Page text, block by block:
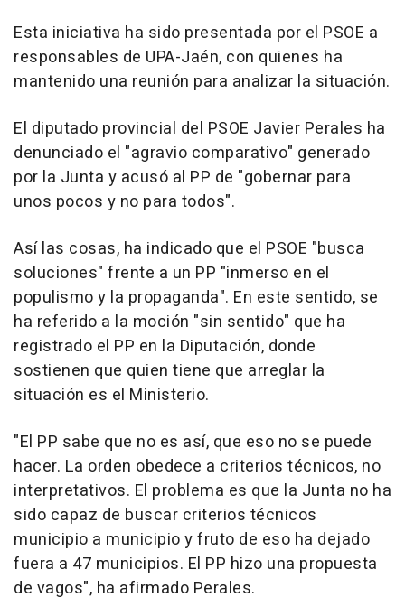
Esta iniciativa ha sido presentada por el PSOE a
responsables de UPA-Jaén, con quienes ha
mantenido una reunión para analizar la situación.
El diputado provincial del PSOE Javier Perales ha
denunciado el "agravio comparativo" generado
por la Junta y acusó al PP de "gobernar para
unos pocos y no para todos".
Así las cosas, ha indicado que el PSOE "busca
soluciones" frente a un PP "inmerso en el
populismo y la propaganda". En este sentido, se
ha referido a la moción "sin sentido" que ha
registrado el PP en la Diputación, donde
sostienen que quien tiene que arreglar la
situación es el Ministerio.
"El PP sabe que no es así, que eso no se puede
hacer. La orden obedece a criterios técnicos, no
interpretativos. El problema es que la Junta no ha
sido capaz de buscar criterios técnicos
municipio a municipio y fruto de eso ha dejado
fuera a 47 municipios. El PP hizo una propuesta
de vagos", ha afirmado Perales.